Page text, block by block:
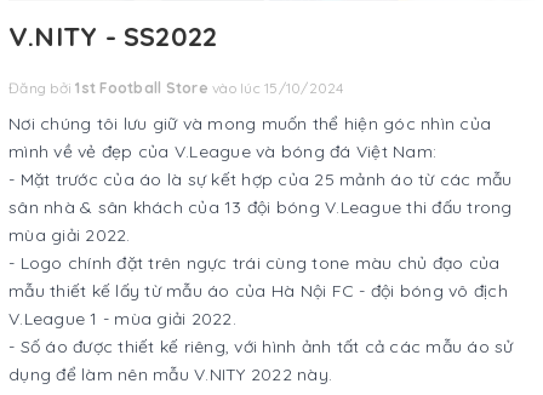
V.NITY - SS2022
Đăng bởi1st Football Store vào lúc 15/10/2024
Nơi chúng tôi lưu giữ và mong muốn thể hiện góc nhìn của
mình về vẻ đẹp của V.League và bóng đá Việt Nam:
- Mặt trước của áo là sự kết hợp của 25 mảnh áo từ các mẫu
sân nhà & sân khách của 13 đội bóng V.League thi đấu trong
mùa giải 2022.
- Logo chính đặt trên ngực trái cùng tone màu chủ đạo của
mẫu thiết kế lấy từ mẫu áo của Hà Nội FC - đội bóng vô địch
V.League 1 - mùa giải 2022.
- Số áo được thiết kế riêng, với hình ảnh tất cả các mẫu áo sử
dụng để làm nên mẫu V.NITY 2022 này.